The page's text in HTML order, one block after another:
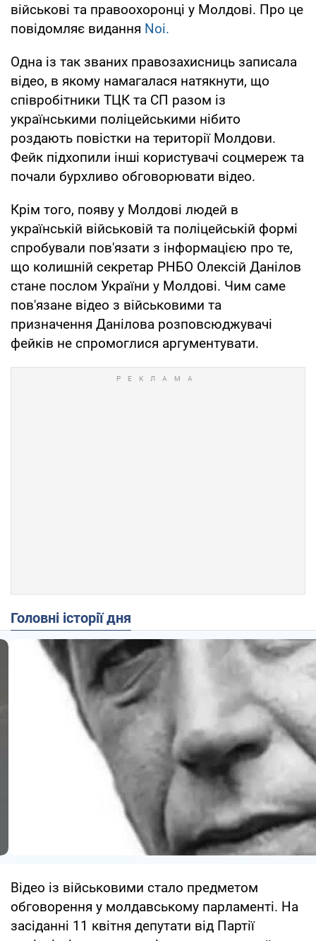
військові та правоохоронці у Молдові. Про це
повідомляє видання Noi.
Одна із так званих правозахисниць записала
відео, в якому намагалася натякнути, що
співробітники ТЦК та СП разом із
українськими поліцейськими нібито
роздають повістки на території Молдови.
Фейк підхопили інші користувачі соцмереж та
почали бурхливо обговорювати відео.
Крім того, появу у Молдові людей в
українській військовій та поліцейській формі
спробували пов'язати з інформацією про те,
що колишній секретар РНБО Олексій Данілов
стане послом України у Молдові. Чим саме
пов'язане відео з військовими та
призначення Данілова розповсюджувачі
фейків не спромоглися аргументувати.
Головні історії дня
Відео із військовими стало предметом
обговорення у молдавському парламенті. На
засіданні 11 квітня депутати від Партії